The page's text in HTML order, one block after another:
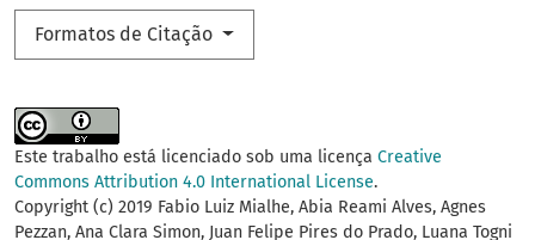
Formatos de Citação
Este trabalho está licenciado sob uma licença Creative
Commons Attribution 4.0 International License.
Copyright (c) 2019 Fabio Luiz Mialhe, Abia Reami Alves, Agnes
Pezzan, Ana Clara Simon, Juan Felipe Pires do Prado, Luana Togni